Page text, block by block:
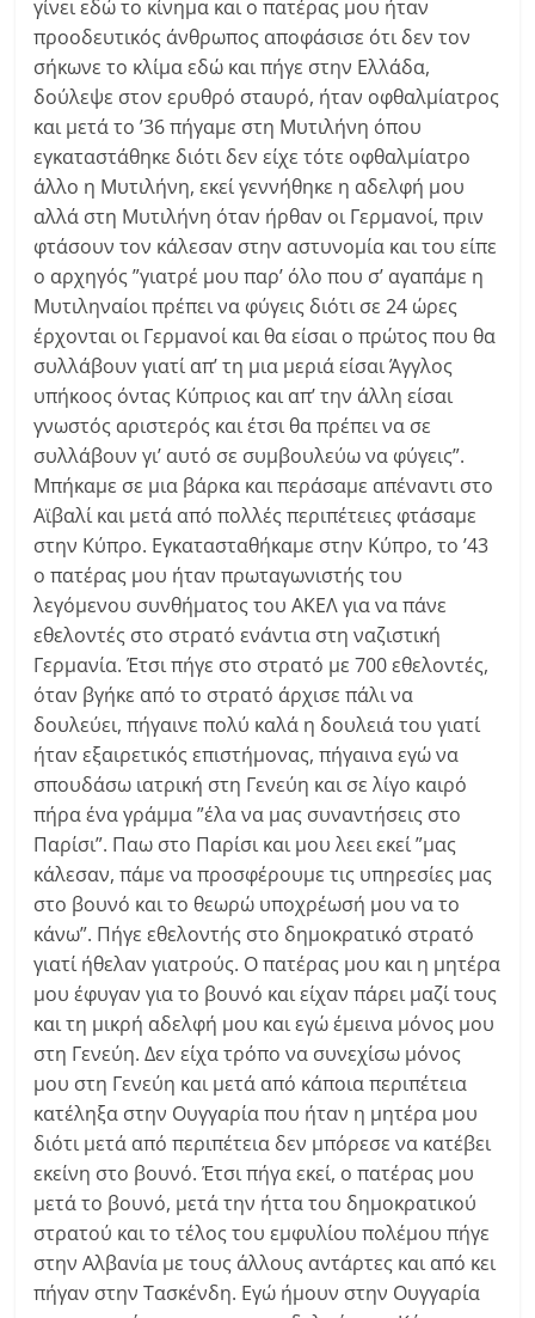
γίνει εδώ το κίνημα και ο πατέρας μου ήταν
προοδευτικός άνθρωπος αποφάσισε ότι δεν τον
σήκωνε το κλίμα εδώ και πήγε στην Ελλάδα,
δούλεψε στον ερυθρό σταυρό, ήταν οφθαλμίατρος
και μετά το ’36 πήγαμε στη Μυτιλήνη όπου
εγκαταστάθηκε διότι δεν είχε τότε οφθαλμίατρο
άλλο η Μυτιλήνη, εκεί γεννήθηκε η αδελφή μου
αλλά στη Μυτιλήνη όταν ήρθαν οι Γερμανοί, πριν
φτάσουν τον κάλεσαν στην αστυνομία και του είπε
ο αρχηγός ”γιατρέ μου παρ’ όλο που σ’ αγαπάμε η
Μυτιληναίοι πρέπει να φύγεις διότι σε 24 ώρες
έρχονται οι Γερμανοί και θα είσαι ο πρώτος που θα
συλλάβουν γιατί απ’ τη μια μεριά είσαι Άγγλος
υπήκοος όντας Κύπριος και απ’ την άλλη είσαι
γνωστός αριστερός και έτσι θα πρέπει να σε
συλλάβουν γι’ αυτό σε συμβουλεύω να φύγεις”.
Μπήκαμε σε μια βάρκα και περάσαμε απέναντι στο
Αϊβαλί και μετά από πολλές περιπέτειες φτάσαμε
στην Κύπρο. Εγκατασταθήκαμε στην Κύπρο, το ’43
ο πατέρας μου ήταν πρωταγωνιστής του
λεγόμενου συνθήματος του ΑΚΕΛ για να πάνε
εθελοντές στο στρατό ενάντια στη ναζιστική
Γερμανία. Έτσι πήγε στο στρατό με 700 εθελοντές,
όταν βγήκε από το στρατό άρχισε πάλι να
δουλεύει, πήγαινε πολύ καλά η δουλειά του γιατί
ήταν εξαιρετικός επιστήμονας, πήγαινα εγώ να
σπουδάσω ιατρική στη Γενεύη και σε λίγο καιρό
πήρα ένα γράμμα ”έλα να μας συναντήσεις στο
Παρίσι”. Παω στο Παρίσι και μου λεει εκεί ”μας
κάλεσαν, πάμε να προσφέρουμε τις υπηρεσίες μας
στο βουνό και το θεωρώ υποχρέωσή μου να το
κάνω”. Πήγε εθελοντής στο δημοκρατικό στρατό
γιατί ήθελαν γιατρούς. Ο πατέρας μου και η μητέρα
μου έφυγαν για το βουνό και είχαν πάρει μαζί τους
και τη μικρή αδελφή μου και εγώ έμεινα μόνος μου
στη Γενεύη. Δεν είχα τρόπο να συνεχίσω μόνος
μου στη Γενεύη και μετά από κάποια περιπέτεια
κατέληξα στην Ουγγαρία που ήταν η μητέρα μου
διότι μετά από περιπέτεια δεν μπόρεσε να κατέβει
εκείνη στο βουνό. Έτσι πήγα εκεί, ο πατέρας μου
μετά το βουνό, μετά την ήττα του δημοκρατικού
στρατού και το τέλος του εμφυλίου πολέμου πήγε
στην Αλβανία με τους άλλους αντάρτες και από κει
πήγαν στην Τασκένδη. Εγώ ήμουν στην Ουγγαρία